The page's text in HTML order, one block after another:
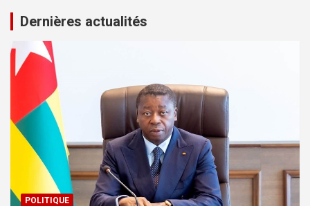
Dernières actualités
POLITIQUE